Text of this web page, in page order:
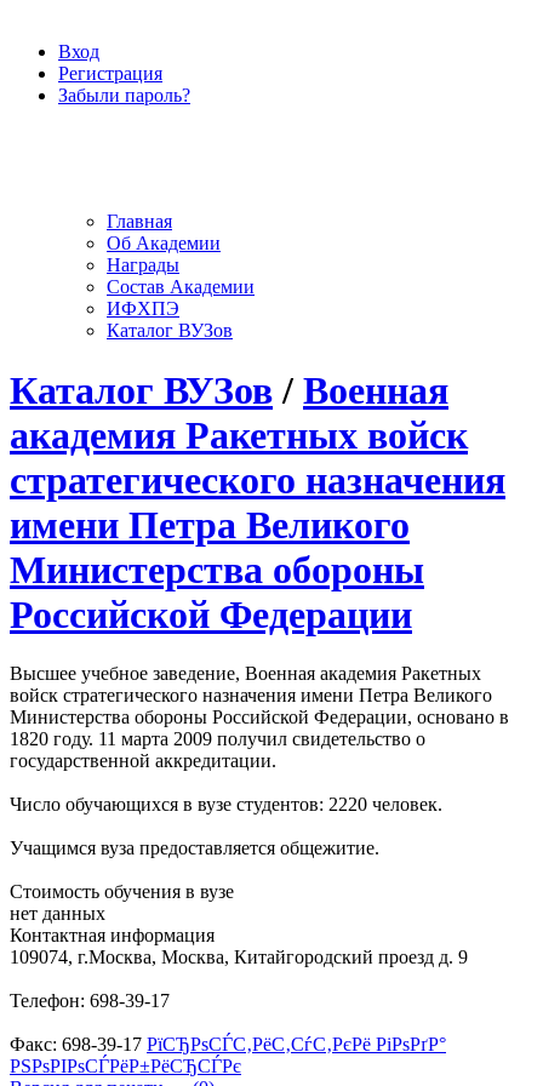
Вход
Регистрация
Забыли пароль?
Главная
Об Академии
Награды
Состав Академии
ИФХПЭ
Каталог ВУЗов
Каталог ВУЗов / Военная
академия Ракетных войск
стратегического назначения
имени Петра Великого
Министерства обороны
Российской Федерации
Высшее учебное заведение, Военная академия Ракетных
войск стратегического назначения имени Петра Великого
Министерства обороны Российской Федерации, основано в
1820 году. 11 марта 2009 получил свидетельство о
государственной аккредитации.
Число обучающихся в вузе студентов: 2220 человек.
Учащимся вуза предоставляется общежитие.
Стоимость обучения в вузе
нет данных
Контактная информация
109074, г.Москва, Москва, Китайгородский проезд д. 9
Телефон: 698-39-17
Факс: 698-39-17 РїСЂРѕСЃС‚РёС‚СѓС‚РєРё РіРѕРґР°
РЅРѕРІРѕСЃРёР±РёСЂСЃРє